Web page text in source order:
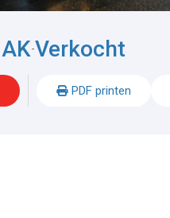
-Verkocht
PDF printen